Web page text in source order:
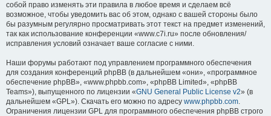
собой право изменять эти правила в любое время и сделаем всё
возможное, чтобы уведомить вас об этом, однако с вашей стороны было
бы разумным регулярно просматривать этот текст на предмет изменений,
так как использование конференции «www.c7i.ru» после обновления/
исправления условий означает ваше согласие с ними.
Наши форумы работают под управлением программного обеспечения
для создания конференций phpBB (в дальнейшем «они», «программное
обеспечение phpBB», «www.phpbb.com», «phpBB Limited», «phpBB
Teams»), выпущенного по лицензии «GNU General Public License v2» (в
дальнейшем «GPL»). Скачать его можно по адресу www.phpbb.com.
Ограничения лицензии GPL для программного обеспечения phpBB строго